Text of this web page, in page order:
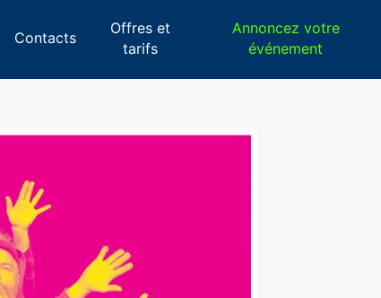
Contacts
Offres et
tarifs
Annoncez votre
événement